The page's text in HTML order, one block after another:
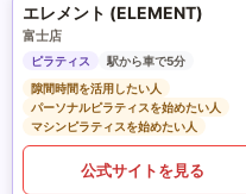
エレメント (ELEMENT)
富士店
ピラティス
駅から車で5分
隙間時間を活用したい人
パーソナルピラティスを始めたい人
マシンピラティスを始めたい人
公式サイトを見る